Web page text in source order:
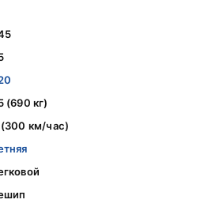
(690 кг)
км/час)